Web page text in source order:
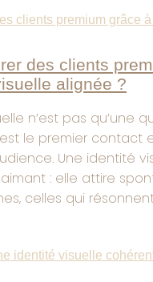
clients premium grâce
des clients
alignée ?
n’est pas qu’une
le premier contact
Une identité
: elle attire
celles qui
identité visuelle